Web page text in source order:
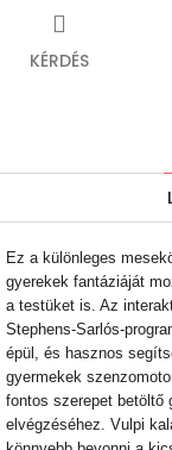
KÉRDÉS
Ez a különleges
gyerekek fantáziáját
a testüket is. Az
Stephens-Sarlós-
épül, és hasznos
gyermekek
fontos szerepet betöltő
elvégzéséhez. Vulpi